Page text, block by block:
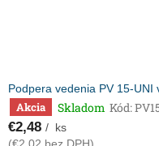
Podpera vedenia PV 15-UNI
Akcia Skladom Kód:
€2,48 / ks